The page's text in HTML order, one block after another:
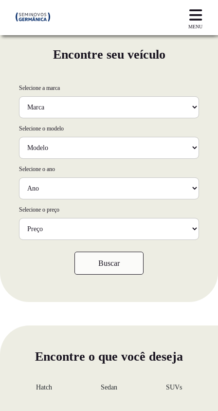
MENU
Encontre seu veículo
Selecione a marca
Selecione o modelo
Selecione o ano
Selecione o preço
Buscar
Encontre o que você deseja
Hatch Sedan SUVs